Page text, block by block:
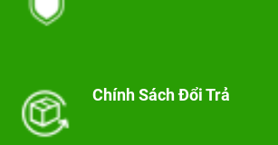
Chính Sách Đổi Trả